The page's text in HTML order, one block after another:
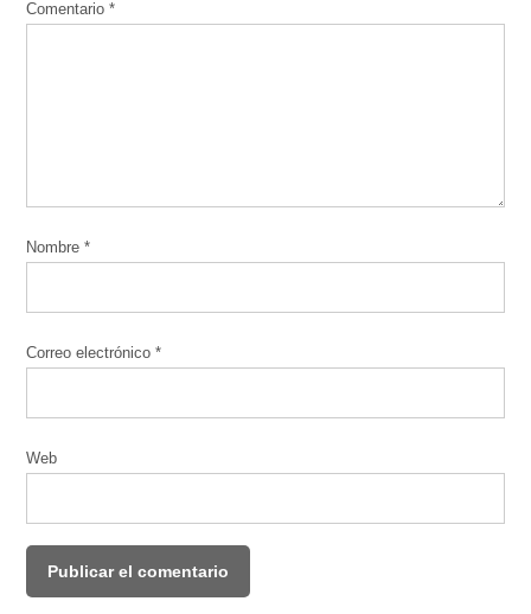
Comentario*
Nombre*
Correo electrónico*
Web